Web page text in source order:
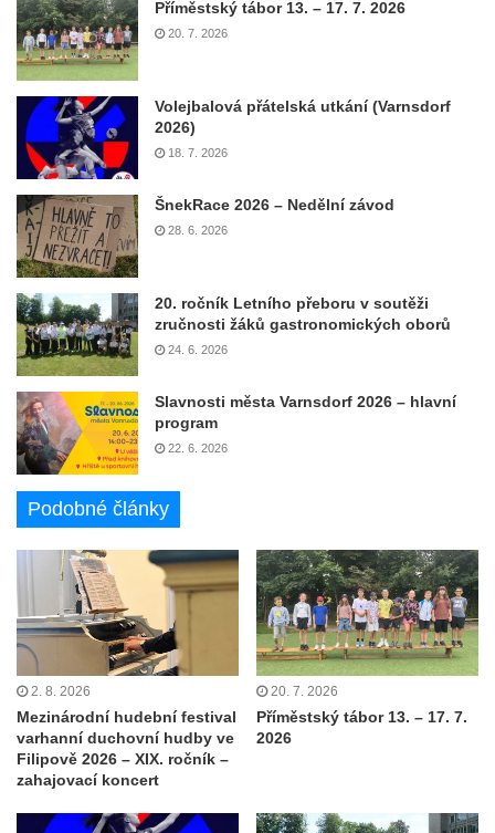
Příměstský tábor 13. – 17. 7. 2026
20. 7. 2026
Volejbalová přátelská utkání (Varnsdorf
2026)
18. 7. 2026
ŠnekRace 2026 – Nedělní závod
28. 6. 2026
20. ročník Letního přeboru v soutěži
zručnosti žáků gastronomických oborů
24. 6. 2026
Slavnosti města Varnsdorf 2026 – hlavní
program
22. 6. 2026
Podobné články
2. 8. 2026
Mezinárodní hudební festival
varhanní duchovní hudby ve
Filipově 2026 – XIX. ročník –
zahajovací koncert
20. 7. 2026
Příměstský tábor 13. – 17. 7.
2026